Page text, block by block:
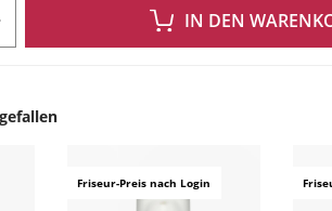
IN DEN
Friseur-Preis nach Login